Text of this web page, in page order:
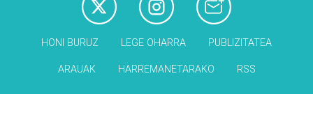
HONI BURUZ LEGE OHARRA PUBLIZITATEA
ARAUAK HARREMANETARAKO RSS